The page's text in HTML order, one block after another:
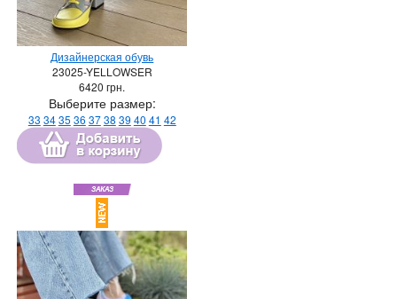
Дизайнерская обувь
23025-YELLOWSER
6420 грн.
Выберите размер:
33 3435 36 3738 39 40 41 42